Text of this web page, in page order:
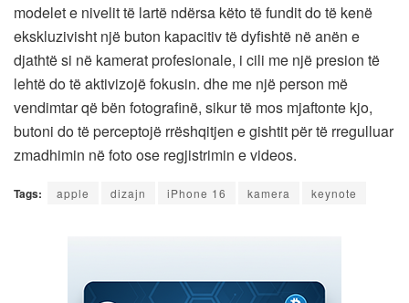
modelet e nivelit të lartë ndërsa këto të fundit do të kenë
ekskluzivisht një buton kapacitiv të dyfishtë në anën e
djathtë si në kamerat profesionale, i cili me një presion të
lehtë do të aktivizojë fokusin. dhe me një person më
vendimtar që bën fotografinë, sikur të mos mjaftonte kjo,
butoni do të perceptojë rrëshqitjen e gishtit për të rregulluar
zmadhimin në foto ose regjistrimin e videos.
Tags: apple dizajn iPhone 16 kamera keynote